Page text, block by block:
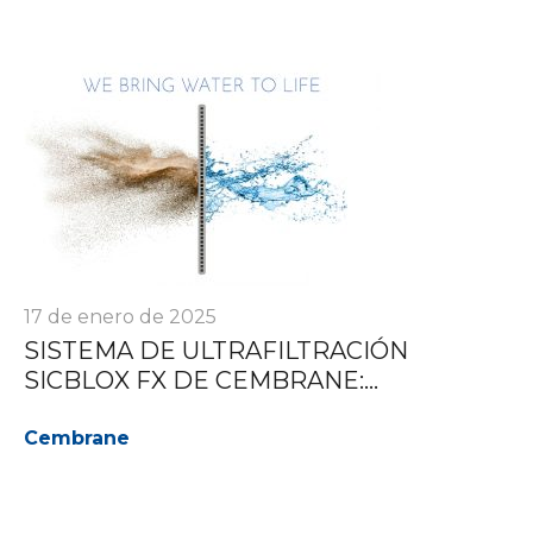
17 de enero de 2025
SISTEMA DE ULTRAFILTRACIÓN
SICBLOX FX DE CEMBRANE:...
Cembrane